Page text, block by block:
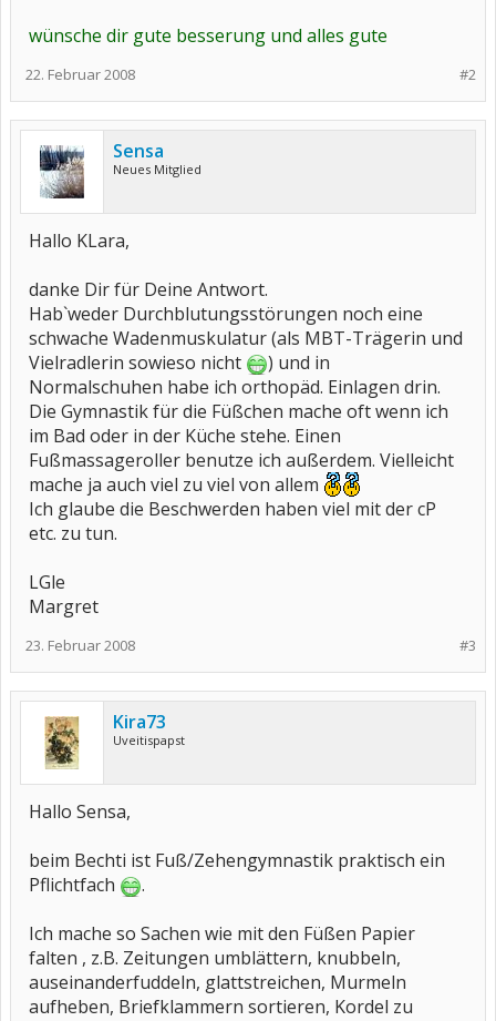
wünsche dir gute besserung und alles gute
#2
22. Februar 2008
Sensa
Neues Mitglied
Hallo KLara,
danke Dir für Deine Antwort.
Hab`weder Durchblutungsstörungen noch eine
schwache Wadenmuskulatur (als MBT-Trägerin und
Vielradlerin sowieso nicht
) und in
Normalschuhen habe ich orthopäd. Einlagen drin.
Die Gymnastik für die Füßchen mache oft wenn ich
im Bad oder in der Küche stehe. Einen
Fußmassageroller benutze ich außerdem. Vielleicht
mache ja auch viel zu viel von allem
Ich glaube die Beschwerden haben viel mit der cP
etc. zu tun.
LGle
Margret
#3
23. Februar 2008
Kira73
Uveitispapst
Hallo Sensa,
beim Bechti ist Fuß/Zehengymnastik praktisch ein
Pflichtfach
.
Ich mache so Sachen wie mit den Füßen Papier
falten , z.B. Zeitungen umblättern, knubbeln,
auseinanderfuddeln, glattstreichen, Murmeln
aufheben, Briefklammern sortieren, Kordel zu